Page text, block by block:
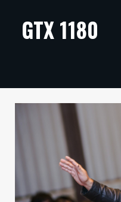
ARTIKKELIT
TECHBBS
VAIHDA TEEMA
GTX 1180